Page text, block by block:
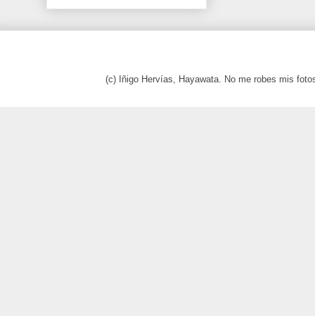
(c) Iñigo Hervías, Hayawata. No me robes mis